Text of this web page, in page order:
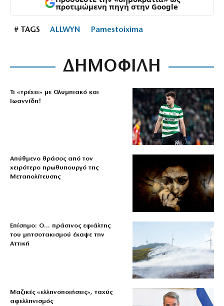
προτιμώμενη πηγή στην Google
# TAGS ALLWYN Pamestoixima
ΔΗΜΟΦΙΛΗ
Τι «τρέχει» με Ολυμπιακό και
Ιωαννίδη!
Απύθμενο θράσος από τον
χειρότερο πρωθυπουργό της
Μεταπολίτευσης
Επίσημο: Ο… πράσινος εφιάλτης
του μητσοτακισμού έκαψε την
Αττική
Μαζικές «ελληνοποιήσεις», ταχύς
αφελληνισμός